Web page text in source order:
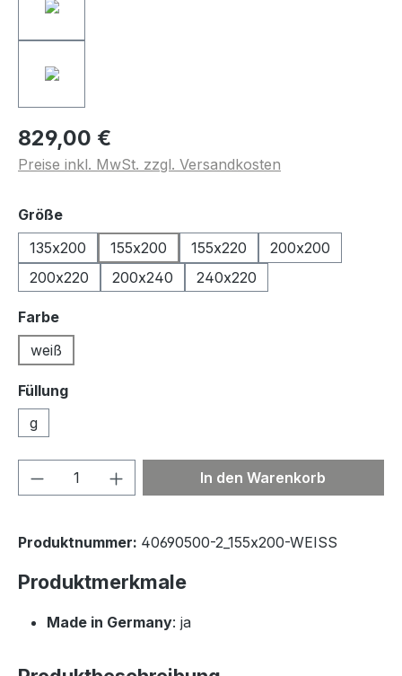
829,00 €
Preise inkl. MwSt. zzgl. Versandkosten
Größeauswählen
135x200
155x200 155x220
200x200
200x220
200x240 240x220
Farbeauswählen
weiß
Füllung
g
Produkt Anzahl: Gib denIn den Warenkorb
Produktnummer: 40690500-2_155x200-WEISS
Produktmerkmale
Made in Germany: ja